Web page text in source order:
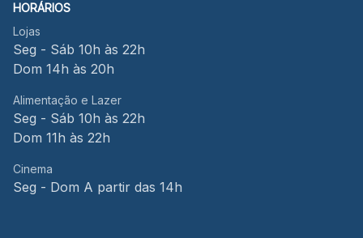
HORÁRIOS
Lojas
Seg - Sáb 10h às 22h
Dom 14h às 20h
Alimentação e Lazer
Seg - Sáb 10h às 22h
Dom 11h às 22h
Cinema
Seg - Dom A partir das 14h